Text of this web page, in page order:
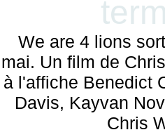
We are 4 lions
mai. Un film de
à l'affiche Benedict
Davis, Kayvan
Chris